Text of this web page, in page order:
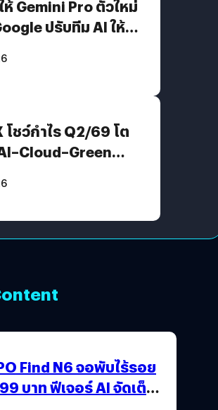
Gemini Pro ตัวใหม่
ปรับทีม AI ให้
โชว์กำไร Q2/69 โต
ร่งเครื่อง New
บาท/หุ้น
Find N6 จอพับไร้รอย
บาท ฟีเจอร์ AI จัดเต็ม